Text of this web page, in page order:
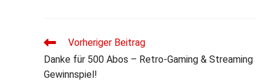
Weitere
ansehen
Vorheriger Beitrag
Danke für 500 Abos – Retro-Gaming & Streaming
Gewinnspiel!